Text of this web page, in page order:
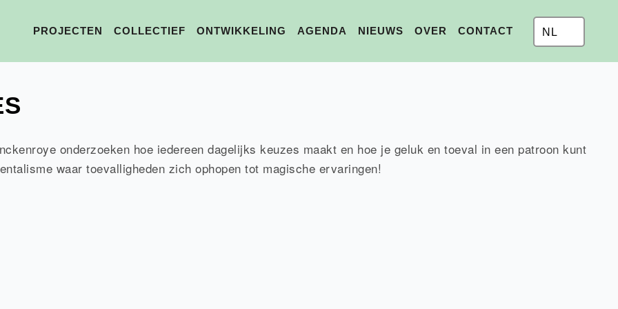
PROJECTEN COLLECTIEF ONTWIKKELING AGENDA NIEUWS OVER CONTACT NL
onderzoeken hoe iedereen dagelijks keuzes maakt en hoe je geluk en toeval in een patroon kunt
waar toevalligheden zich ophopen tot magische ervaringen!